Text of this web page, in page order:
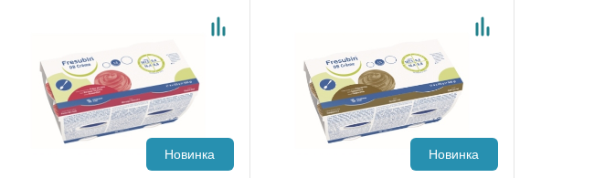
Новинка Новинка